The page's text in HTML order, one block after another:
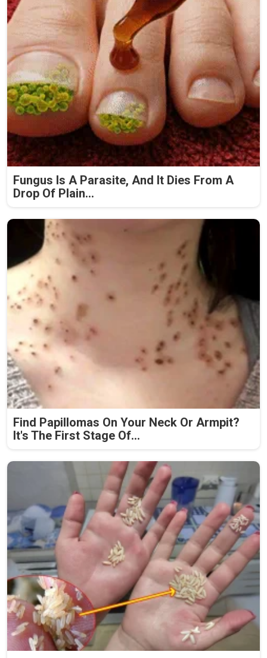
Fungus Is A Parasite, And It Dies From A
Drop Of Plain...
Find Papillomas On Your Neck Or Armpit?
It's The First Stage Of...